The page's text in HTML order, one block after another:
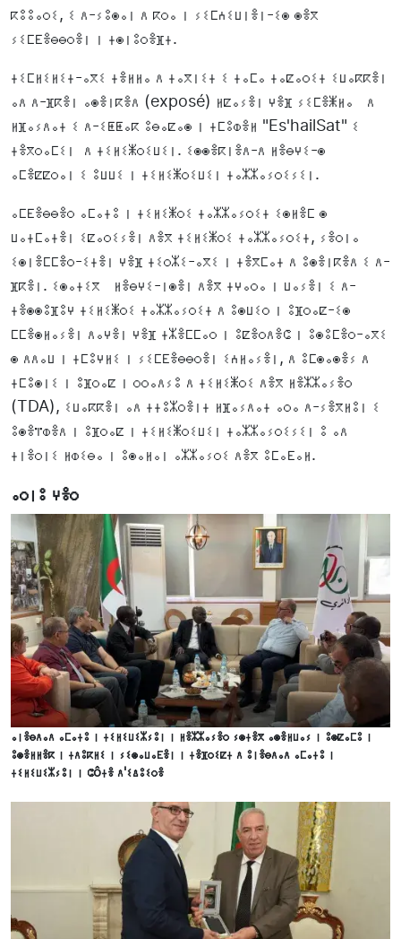
ⴽⵓⵓⴰⵔⵉ, ⵉ ⴷ-ⵢⵓⵙⴰⵏ ⴷ ⴽⵔⴰ ⵏ ⵢⵉⵎⵄⵉⵡⵏⴻⵏ-ⵉⵙ ⵙⴻⴳ
ⵢⵉⵎⴹⴻⴱⴱⵔⴻⵏ ⵏ ⵜⵙⵏⵓⵔⴻⴼⵜ.
ⵜⵉⵎⵍⵉⵍⵉⵜ-ⴰⴳⵉ ⵜⴻⵍⵍⴰ ⴷ ⵜⴰⴳⵏⵉⵜ ⵉ ⵜⴰⵎⴰ ⵜⴰⵇⴰⵔⵉⵜ ⵉⵡⴰⴽⴽⴻⵏ
ⴰⴷ ⴷ-ⴼⴽⴻⵏ ⴰⵙⴻⵏⴽⴻⴷ (exposé) ⵍⵇⴰⵢⴻⵏ ⵖⴻⴼ ⵢⵉⵎⴻⵥⵍⴰ ⴷ
ⵍⴼⴰⵢⴷⴰⵜ ⵉ ⴷ-ⵉⵟⵟⴰⴽ ⵓⴱⴰⵇⴰⵙ ⵏ ⵜⵎⵓⵀⴻⵍ "Es'hailSat" ⵉ
ⵜⴻⴳⵔⴰⵎⵉⵏ ⴷ ⵜⵉⵍⵉⵥⵔⵉⵡⵉⵏ. ⵉⵙⵙⴻⴽⵏⴻⴷ-ⴷ ⵍⴻⴱⵖⵉ-ⵙ
ⴰⵎⴻⵇⵇⵔⴰⵏ ⵉ ⵓⵡⵡⵉ ⵏ ⵜⵉⵍⵉⵥⵔⵉⵡⵉⵏ ⵜⴰⵣⵣⴰⵢⵔⵉⵢⵉⵏ.
ⴰⵎⴹⴻⴱⴱⴻⵔ ⴰⵎⴰⵜⵓ ⵏ ⵜⵉⵍⵉⵥⵔⵉ ⵜⴰⵣⵣⴰⵢⵔⵉⵜ ⵉⵙⵍⴻⵎ ⵙ
ⵡⴰⵜⵎⴰⵜⴻⵏ ⵉⵇⴰⵔⵉⵢⴻⵏ ⴷⴻⴳ ⵜⵉⵍⵉⵥⵔⵉ ⵜⴰⵣⵣⴰⵢⵔⵉⵜ, ⵢⴻⵔⵏⴰ
ⵉⵙⵏⴻⵎⵎⴻⵔ-ⵉⵜⴻⵏ ⵖⴻⴼ ⵜⵉⵔⵣⵉ-ⴰⴳⵉ ⵏ ⵜⴻⴳⵎⴰⵜ ⴷ ⵓⵙⴻⵏⴽⴻⴷ ⵉ ⴷ-
ⴼⴽⴻⵏ. ⵉⵙⴰⵜⵉⴳ ⵍⴻⴱⵖⵉ-ⵏⵙⴻⵏ ⴷⴻⴳ ⵜⵖⴰⵔⴰ ⵏ ⵡⴰⵢⴻⵏ ⵉ ⴷ-
ⵜⴻⵙⵙⵓⴼⵓⵖ ⵜⵉⵍⵉⵥⵔⵉ ⵜⴰⵣⵣⴰⵢⵔⵉⵜ ⴷ ⵓⵙⵡⵉⵔ ⵏ ⵓⴼⵔⴰⵇ-ⵉⵙ
ⵎⵎⴻⵙⵍⴰⵢⴻⵏ ⴷⴰⵖⴻⵏ ⵖⴻⴼ ⵜⵣⴻⵎⵎⴰⵔ ⵏ ⵓⵇⴻⵔⴷⴻⵛ ⵏ ⵓⵙⵓⵎⴻⵔ-ⴰⴳⵉ
ⵙ ⴷⴷⴰⵡ ⵏ ⵜⵎⵓⵖⵍⵉ ⵏ ⵢⵉⵎⴹⴻⴱⴱⵔⴻⵏ ⵉⵄⵍⴰⵢⴻⵏ, ⴷ ⵓⵎⵙⴰⵙⴻⵢ ⴷ
ⵜⵎⵓⵙⵏⵉ ⵏ ⵓⴼⵔⴰⵇ ⵏ ⵔⵔⴰⴷⵢⵓ ⴷ ⵜⵉⵍⵉⵥⵔⵉ ⴷⴻⴳ ⵍⴻⵣⵣⴰⵢⴻⵔ
(TDA), ⵉⵡⴰⴽⴽⴻⵏ ⴰⴷ ⵜⵜⵓⵣⵔⴻⵏⵜ ⵍⴼⴰⵢⴷⴰⵜ ⴰⵔⴰ ⴷ-ⵢⴻⴳⵍⵓⵏ ⵉ
ⵓⵙⴻⴶⵀⴻⴷ ⵏ ⵓⴼⵔⴰⵇ ⵏ ⵜⵉⵍⵉⵥⵔⵉⵡⵉⵏ ⵜⴰⵣⵣⴰⵢⵔⵉⵢⵉⵏ ⵓ ⴰⴷ
ⵜⵏⴻⵔⵏⵉ ⵍⵀⵉⴱⴰ ⵏ ⵓⵙⴰⵍⴰⵏ ⴰⵣⵣⴰⵢⵔⵉ ⴷⴻⴳ ⵓⵎⴰⴹⴰⵍ.
ⴰⵔⵏⵓ ⵖⴻⵔ
ⴰⵏⴻⴱⴷⴰⴷ ⴰⵎⴰⵜⵓ ⵏ ⵜⵉⵍⵉⵡⵉⵣⵢⵓⵏ ⵏ ⵍⴻⵣⵣⴰⵢⴻⵔ ⵢⵙⵜⴻⴳ ⴰⵙⴻⵍⵡⴰⵢ ⵏ ⵓⵙⵇⴰⵎⵓ ⵏ
ⵓⵙⴻⵍⵍⴻⴽ ⵏ ⵜⴷⵓⴽⵍⵉ ⵏ ⵢⵉⵙⴰⵡⴰⴹⴻⵏ ⵏ ⵜⴻⴼⵔⵉⵇⵜ ⴷ ⵓⵏⴻⴱⴷⴰⴷ ⴰⵎⴰⵜⵓ ⵏ
ⵜⵉⵍⵉⵡⵉⵣⵢⵓⵏ ⵏ ⵛôⵜⴻ ⴷ'ⵉⵠⵓⵉⵔⴻ